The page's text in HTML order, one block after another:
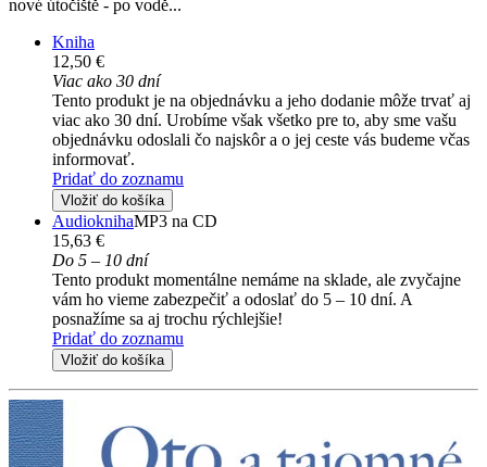
nové útočiště - po vodě...
Kniha
12,50 €
Viac ako 30 dní
Tento produkt je na objednávku a jeho dodanie môže trvať aj
viac ako 30 dní. Urobíme však všetko pre to, aby sme vašu
objednávku odoslali čo najskôr a o jej ceste vás budeme včas
informovať.
Pridať do zoznamu
Vložiť do košíka
AudioknihaMP3 na CD
15,63 €
Do 5 – 10 dní
Tento produkt momentálne nemáme na sklade, ale zvyčajne
vám ho vieme zabezpečiť a odoslať do 5 – 10 dní. A
posnažíme sa aj trochu rýchlejšie!
Pridať do zoznamu
Vložiť do košíka